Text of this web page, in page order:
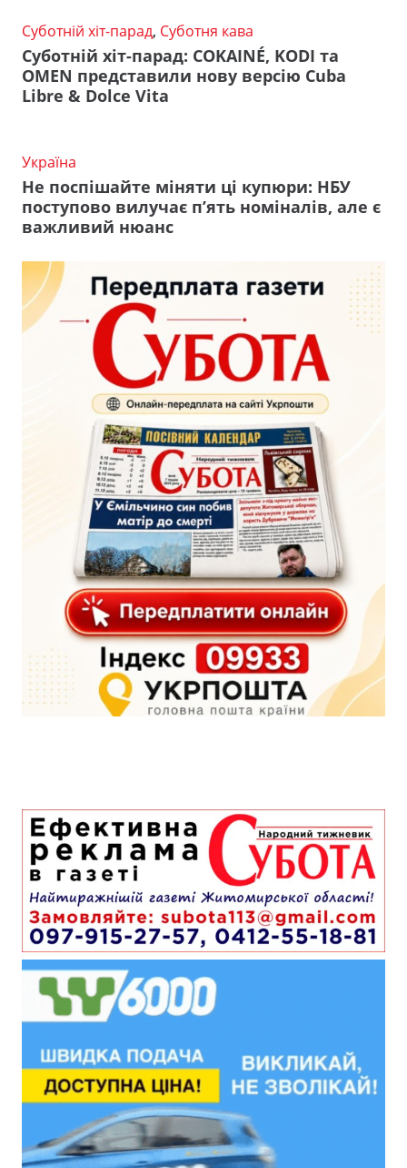
Суботній хіт-парад, Суботня кава
Суботній хіт-парад: COKAINÉ, KODI та
OMEN представили нову версію Cuba
Libre & Dolce Vita
Україна
Не поспішайте міняти ці купюри: НБУ
поступово вилучає п’ять номіналів, але є
важливий нюанс